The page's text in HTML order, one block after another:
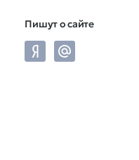
Пишут о сайте